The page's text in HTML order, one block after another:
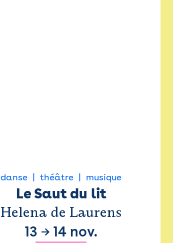
danse théâtre musique
Le Saut du lit
Helena de Laurens
13 → 14 nov.